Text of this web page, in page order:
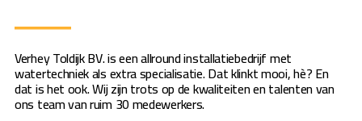
Verhey Toldijk BV. is een allround installatiebedrijf met
watertechniek als extra specialisatie. Dat klinkt mooi, hè? En
dat is het ook. Wij zijn trots op de kwaliteiten en talenten van
ons team van ruim 30 medewerkers.